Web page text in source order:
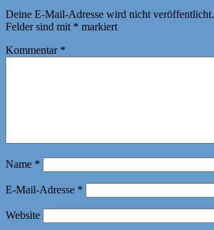
Deine E-Mail-Adresse wird nicht veröffentlicht.
Felder sind mit * markiert
Kommentar *
Name *
E-Mail-Adresse *
Website